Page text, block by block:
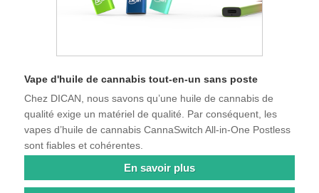
Vape d'huile de cannabis tout-en-un sans poste
Chez DICAN, nous savons qu’une huile de cannabis de
qualité exige un matériel de qualité. Par conséquent, les
vapes d’huile de cannabis CannaSwitch All-in-One Postless
sont fiables et cohérentes.
En savoir plus